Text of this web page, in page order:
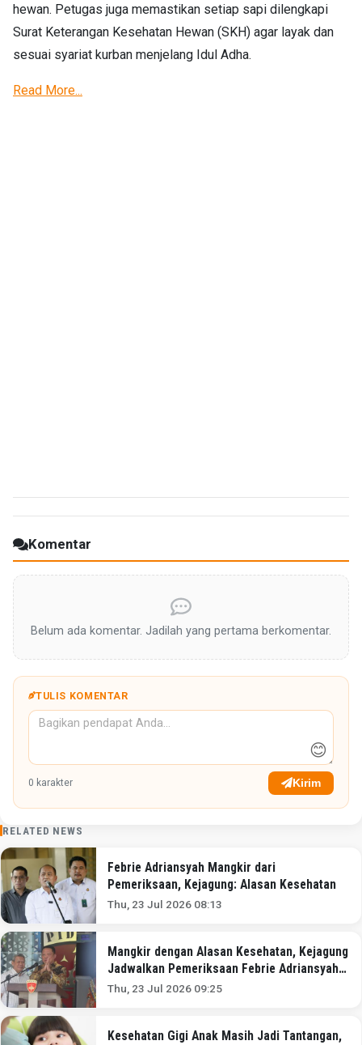
hewan. Petugas juga memastikan setiap sapi dilengkapi
Surat Keterangan Kesehatan Hewan (SKH) agar layak dan
sesuai syariat kurban menjelang Idul Adha.
Read More...
Komentar
Belum ada komentar. Jadilah yang pertama berkomentar.
TULIS KOMENTAR
😊
0 karakter Kirim
RELATED NEWS
Febrie Adriansyah Mangkir dari
Pemeriksaan, Kejagung: Alasan Kesehatan
Thu, 23 Jul 2026 08:13
Mangkir dengan Alasan Kesehatan, Kejagung
Jadwalkan Pemeriksaan Febrie Adriansyah
Besok
Thu, 23 Jul 2026 09:25
Kesehatan Gigi Anak Masih Jadi Tantangan,